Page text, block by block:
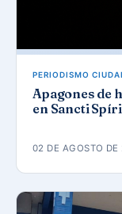
PERIODISMO
Apagones de
en Sancti
02 DE AGOSTO